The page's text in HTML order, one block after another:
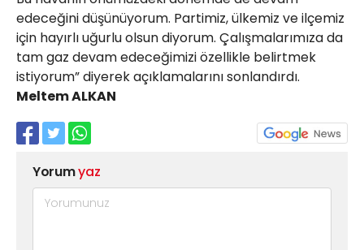
edeceğini düşünüyorum. Partimiz, ülkemiz ve ilçemiz
için hayırlı uğurlu olsun diyorum. Çalışmalarımıza da
tam gaz devam edeceğimizi özellikle belirtmek
istiyorum” diyerek açıklamalarını sonlandırdı.
Meltem ALKAN
Yorumyaz